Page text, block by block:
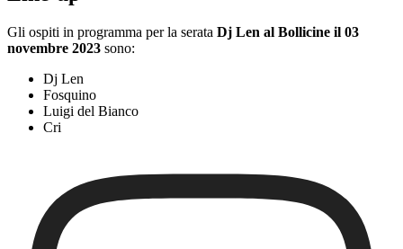
Gli ospiti in programma per la serata Dj Len al Bollicine il 03
novembre 2023 sono:
Dj Len
Fosquino
Luigi del Bianco
Cri